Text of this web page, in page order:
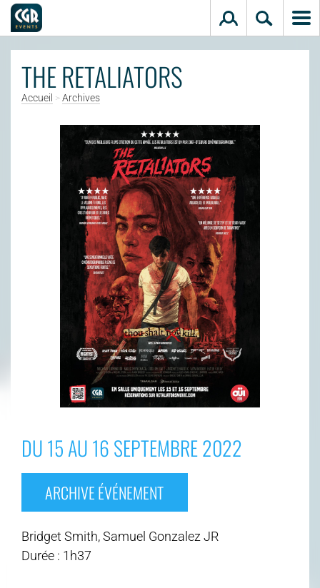
THE RETALIATORS
Accueil >Archives
DU 15 AU 16 SEPTEMBRE 2022
ARCHIVE ÉVÉNEMENT
Bridget Smith, Samuel Gonzalez JR
Durée : 1h37